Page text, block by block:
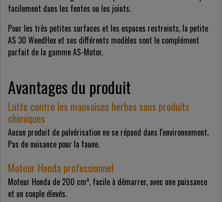
facilement dans les fentes ou les joints.
Pour les très petites surfaces et les espaces restreints, la petite
AS 30 WeedHex et ses différents modèles sont le complément
parfait de la gamme AS-Motor.
Avantages du produit
Lutte contre les mauvaises herbes sans produits
chimiques
Aucun produit de pulvérisation ne se répand dans l'environnement.
Pas de nuisance pour la faune.
Moteur Honda professionnel
Moteur Honda de 200 cm³, facile à démarrer, avec une puissance
et un couple élevés.